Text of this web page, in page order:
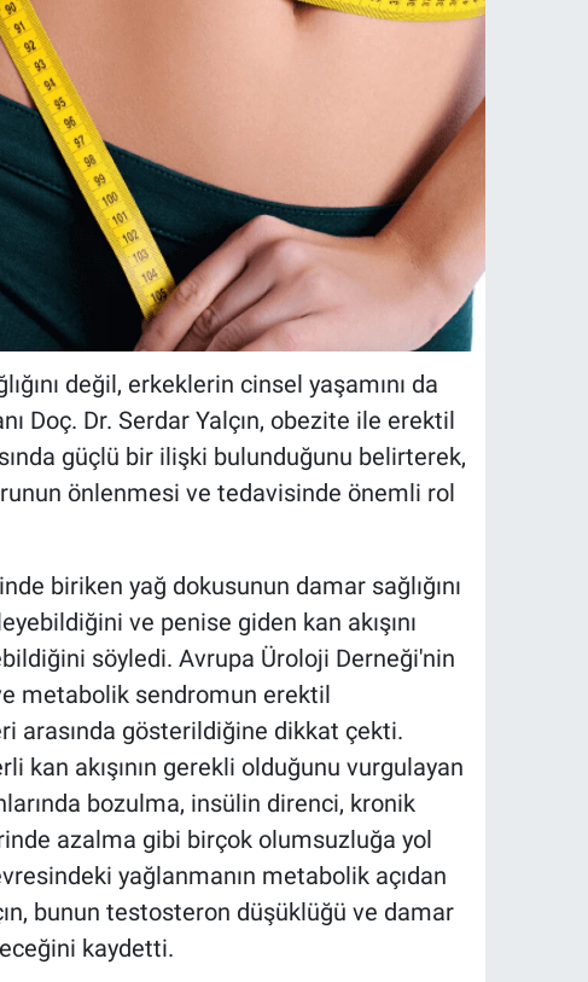
değil, erkeklerin cinsel yaşamını da
Doç. Dr. Serdar Yalçın, obezite ile erektil
güçlü bir ilişki bulunduğunu belirterek,
önlenmesi ve tedavisinde önemli rol
biriken yağ dokusunun damar sağlığını
ve penise giden kan akışını
söyledi. Avrupa Üroloji Derneği'nin
metabolik sendromun erektil
arasında gösterildiğine dikkat çekti.
kan akışının gerekli olduğunu vurgulayan
bozulma, insülin direnci, kronik
azalma gibi birçok olumsuzluğa yol
yağlanmanın metabolik açıdan
bunun testosteron düşüklüğü ve damar
kaydetti.